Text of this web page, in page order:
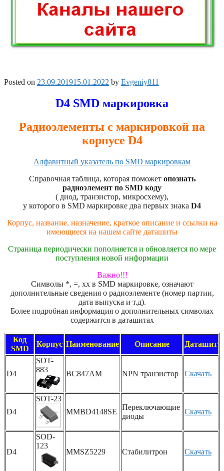
Posted on 23.09.201915.01.2022 by Evgeniy811
D4 SMD маркировка
Радиоэлементы с маркировкой на
корпусе D4
Алфавитный указатель по SMD маркировкам
Справочная таблица, которая поможет опознать
радиоэлемент по SMD коду
( диод, транзистор, микросхему),
у которого в SMD маркировке два первых знака D4
Корпус, название, назначение, краткое описание и ссылки на
имеющиеся на нашем сайте даташиты
Страница периодически пополняется и обновляется по мере
поступления новой информации
Важно!!!
Символы *, =, xx в SMD маркировке, означают
дополнительные сведения о радиоэлементе (номер партии,
дата выпуска и т.д).
Более подробная информация о дополнительных символах
содержится в даташитах
Код
SMD
Корпус Наименование Описание Даташит
D4
SOT-
883
BC847AM NPN транзистор Скачать
D4
SOT-23
MMBD4148SE
Переключающие
диоды
Скачать
D4
SOD-
123
MMSZ5229 Стабилитрон Скачать